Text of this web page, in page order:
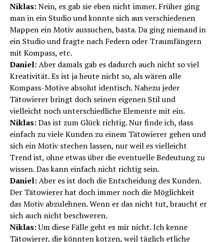
Niklas:Nein, es gab sie eben nicht immer. Früher ging
man in ein Studio und konnte sich aus verschiedenen
Mappen ein Motiv aussuchen, basta. Da ging niemand in
ein Studio und fragte nach Federn oder Traumfängern
mit Kompass, etc.
Daniel:Aber damals gab es dadurch auch nicht so viel
Kreativität. Es ist ja heute nicht so, als wären alle
Kompass-Motive absolut identisch. Nahezu jeder
Tätowierer bringt doch seinen eigenen Stil und
vielleicht noch unterschiedliche Elemente mit ein.
Niklas:Das ist zum Glück richtig. Nur finde ich, dass
einfach zu viele Kunden zu einem Tätowierer gehen und
sich ein Motiv stechen lassen, nur weil es vielleicht
Trend ist, ohne etwas über die eventuelle Bedeutung zu
wissen. Das kann einfach nicht richtig sein.
Daniel:Aber es ist doch die Entscheidung des Kunden.
Der Tätowierer hat doch immer noch die Möglichkeit
das Motiv abzulehnen. Wenn er das nicht tut, braucht er
sich auch nicht beschweren.
Niklas:Um diese Fälle geht es mir nicht. Ich kenne
Tätowierer, die könnten kotzen, weil täglich etliche